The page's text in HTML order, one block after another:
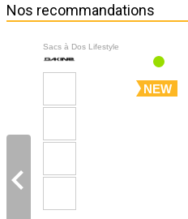
Nos recommandations
Sacs à Dos Lifestyle
NEW
navigate_before